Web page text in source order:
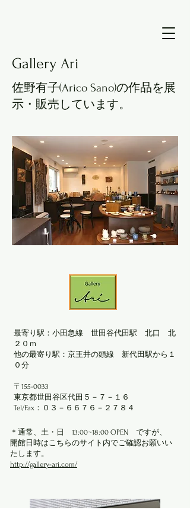
Gallery Ari
佐野有子(Arico Sano)の作品を展
示・販売しています。
最寄り駅：小田急線 世田谷代田駅 北口 北
２０ｍ
他の最寄り駅：京王井の頭線 新代田駅から１
０分
〒155-0033
東京都世田谷区代田５－７－１６
Tel/Fax：０３－６６７６－２７８４
​＊通常、土・日 13:00~18:00 OPEN ですが、
開館日時はこちらのサイト内でご確認お願いい
たします。
http://gallery-ari.com/